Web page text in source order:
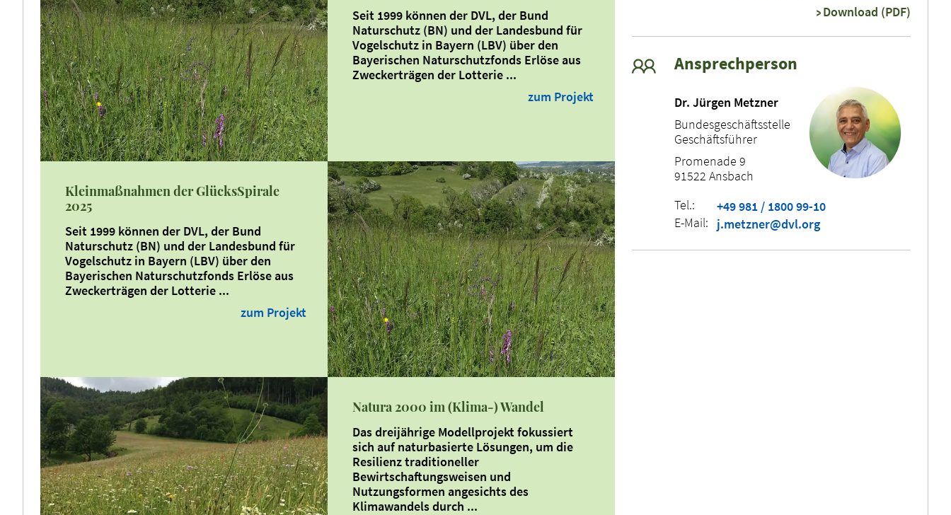
Seit 1999 können der DVL, der Bund
Naturschutz (BN) und der Landesbund für
Vogelschutz in Bayern (LBV) über den
Bayerischen Naturschutzfonds Erlöse aus
Zweckerträgen der Lotterie ...
zum Projekt
Kleinmaßnahmen der GlücksSpirale
2025
Seit 1999 können der DVL, der Bund
Naturschutz (BN) und der Landesbund für
Vogelschutz in Bayern (LBV) über den
Bayerischen Naturschutzfonds Erlöse aus
Zweckerträgen der Lotterie ...
zum Projekt
Natura 2000 im (Klima-) Wandel
Das dreijährige Modellprojekt fokussiert
sich auf naturbasierte Lösungen, um die
Resilienz traditioneller
Bewirtschaftungsweisen und
Nutzungsformen angesichts des
Klimawandels durch ...
Download (PDF)
Ansprechperson
Dr. Jürgen Metzner
Bundesgeschäftsstelle
Geschäftsführer
Promenade 9
91522 Ansbach
Tel.:
+49 981 / 1800 99-10
E-Mail:
j.metzner@dvl.org